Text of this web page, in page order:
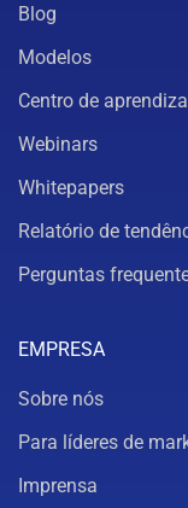
Blog
Modelos
Centro de
Webinars
Whitepapers
Relatório de
Perguntas
EMPRESA
Sobre nós
Para líderes de
Imprensa